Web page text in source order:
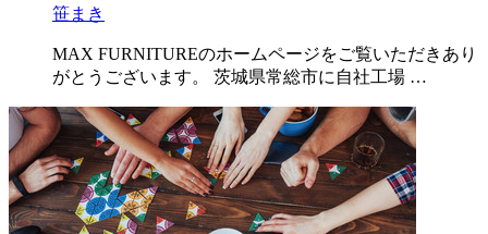
笹まき
MAX FURNITUREのホームページをご覧いただきあり
がとうございます。 茨城県常総市に自社工場 …